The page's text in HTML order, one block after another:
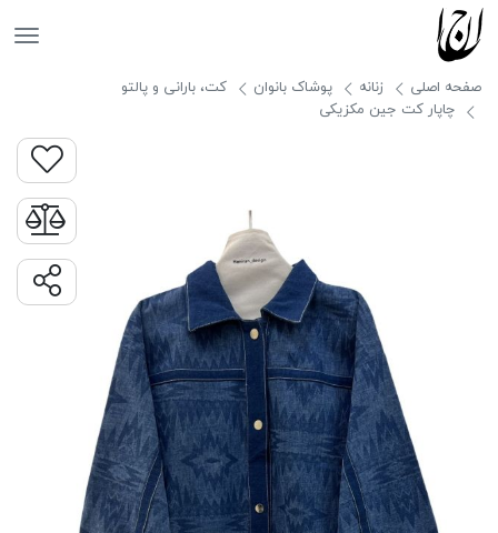
صفحه اصلی زنانه پوشاک بانوان
کت، بارانی و پالتو
چاپار کت جین مکزیکی